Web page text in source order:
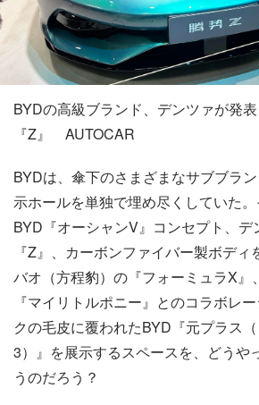
BYDの高級ブランド、デンツァが発
『Z』 AUTOCAR
BYDは、傘下のさまざまなサブブラ
示ホールを単独で埋め尽くしていた。
BYD『オーシャンV』コンセプト、デ
『Z』、カーボンファイバー製ボデ
バオ（方程豹）の『フォーミュラX』
『マイリトルポニー』とのコラボレ
クの毛皮に覆われたBYD『元プラス
3）』を展示するスペースを、どうや
うのだろう？